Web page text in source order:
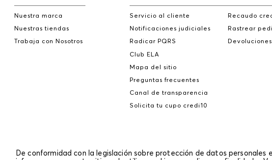
Nuestra marca
Nuestras tiendas
Trabaja con Nosotros
Servicio al cliente
Notificaciones judiciales
Radicar PQRS
Club ELA
Mapa del sitio
Preguntas frecuentes
Canal de transparencia
Solicita tu cupo credi10
Recaudo
Rastrear
Devoluciones
De conformidad con la legislación sobre protección de datos personales